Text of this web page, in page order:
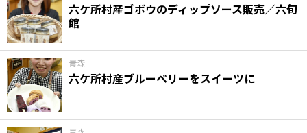
六ケ所村産ゴボウのディップソース販売／六旬
館
青森
六ケ所村産ブルーベリーをスイーツに